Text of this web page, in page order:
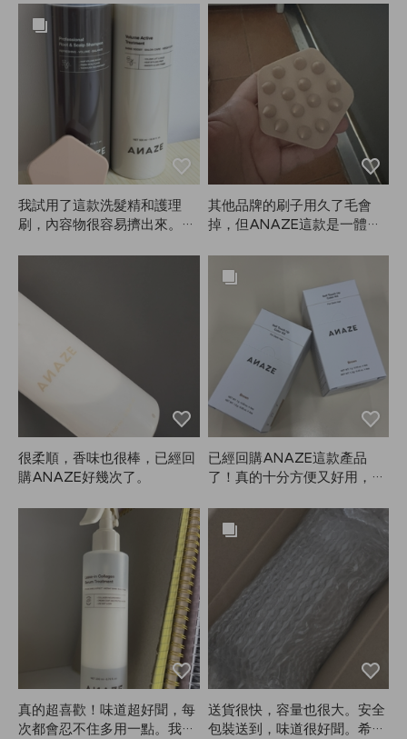
順、更滑，所以這次多買幾支
備用。我覺得它比其他產品更
容易幫我梳開濕髮。非常推薦
大家試試ANAZE這個產品！
和媽媽一起用，因為我們的頭
色變得超自然又漂亮😭。用過
ANAZE一次後，真的完全回
不去其他品牌了，哈哈。染後
的顏色不是單純變黃，而是會
褪成灰色調，超級滿意。根據
停留時間亮度會變化，但即使
放久了也不會變成死黃，而是
亮灰色，很喜歡。這組有4
份，可以用4次，每份量也很
足，兩個人用都沒問題。AN
AZE的產品每次買都很滿意，
回購意願1000000%！
我試用了這款洗髮精和護理
刷，內容物很容易擠出來。有
其他品牌的刷子用久了毛會
掉，但ANAZE這款是一體成
很柔順，香味也很棒，已經回
購ANAZE好幾次了。
已經回購ANAZE這款產品
了！真的十分方便又好用，同
顯眼，大家都爭著問我要購買
連結！超級受歡迎的好物，推
薦給大家。
真的超喜歡！味道超好聞，每
次都會忍不住多用一點。我是
送貨很快，容量也很大。安全
包裝送到，味道很好聞。希望